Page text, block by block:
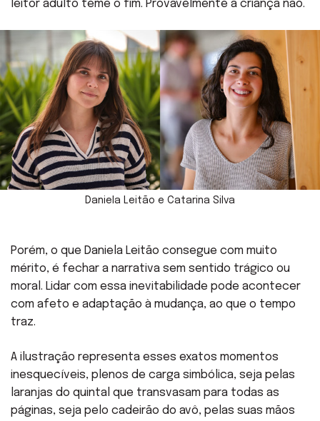
leitor adulto teme o fim. Provavelmente a criança não.
Daniela Leitão e Catarina Silva
Porém, o que Daniela Leitão consegue com muito
mérito, é fechar a narrativa sem sentido trágico ou
moral. Lidar com essa inevitabilidade pode acontecer
com afeto e adaptação à mudança, ao que o tempo
traz.
A ilustração representa esses exatos momentos
inesquecíveis, plenos de carga simbólica, seja pelas
laranjas do quintal que transvasam para todas as
páginas, seja pelo cadeirão do avô, pelas suas mãos